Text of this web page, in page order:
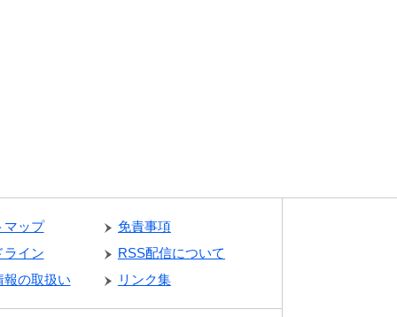
マップ
免責事項
ライン
RSS配信について
報の取扱い
リンク集